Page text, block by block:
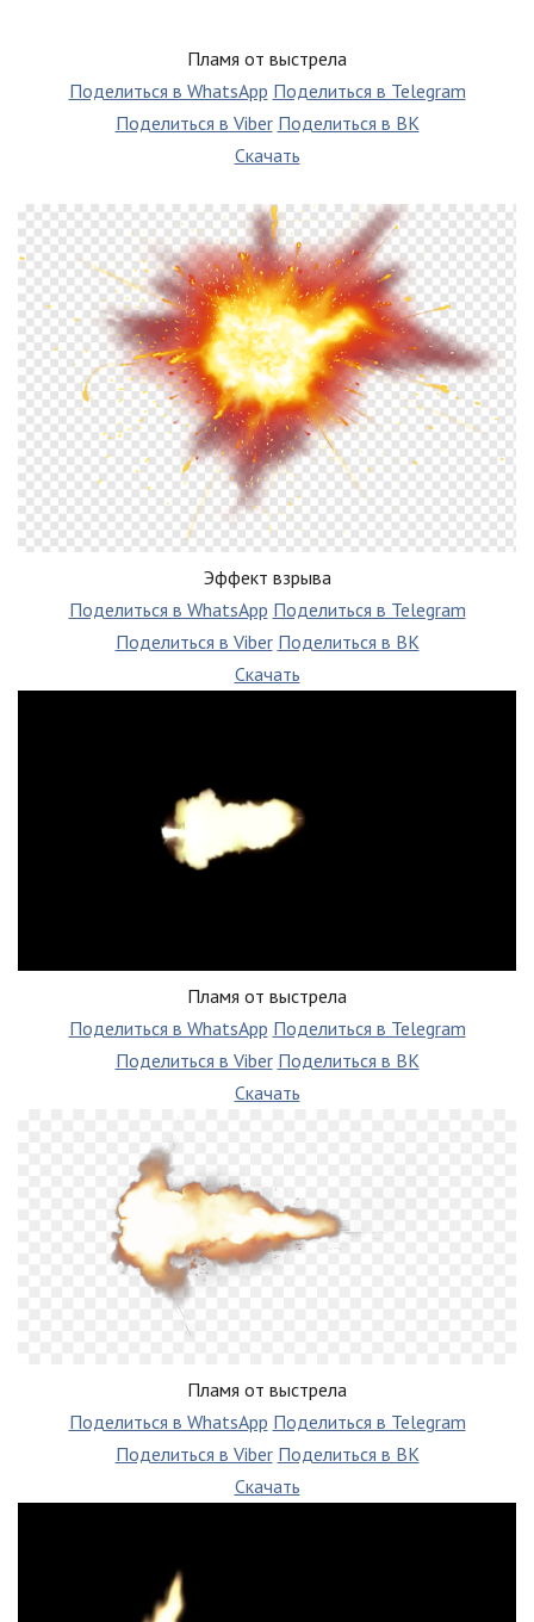
Пламя от выстрела
Поделиться в WhatsApp Поделиться в Telegram
Поделиться в Viber Поделиться в ВК
Скачать
Эффект взрыва
Поделиться в WhatsApp Поделиться в Telegram
Поделиться в Viber Поделиться в ВК
Скачать
Пламя от выстрела
Поделиться в WhatsApp Поделиться в Telegram
Поделиться в Viber Поделиться в ВК
Скачать
Пламя от выстрела
Поделиться в WhatsApp Поделиться в Telegram
Поделиться в Viber Поделиться в ВК
Скачать